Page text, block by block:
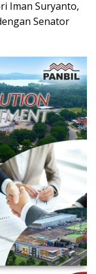
Iman Suryanto,
Senator